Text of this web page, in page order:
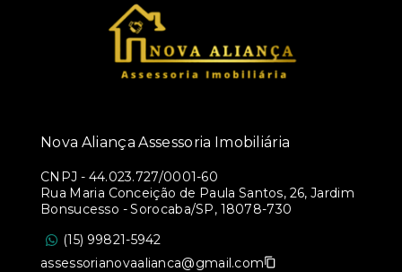
Nova Aliança Assessoria Imobiliária
CNPJ - 44.023.727/0001-60
Rua Maria Conceição de Paula Santos, 26, Jardim
Bonsucesso - Sorocaba/SP, 18078-730
(15) 99821-5942
assessorianovaalianca@gmail.com